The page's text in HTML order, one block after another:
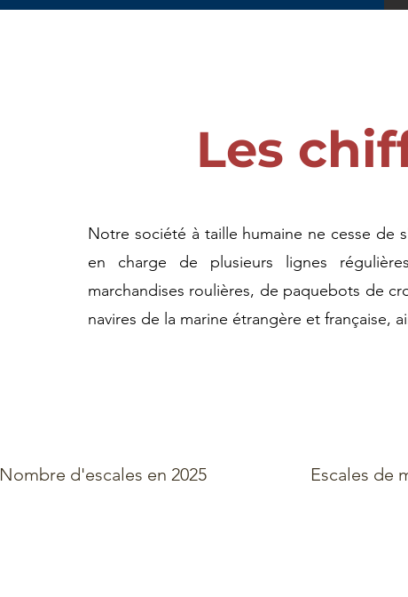
Les
Notre société à taille humaine ne cesse de
en charge de plusieurs lignes
marchandises roulières, de paquebots de
navires de la marine étrangère et française,
Nombre d'escales en 2025 Escales de